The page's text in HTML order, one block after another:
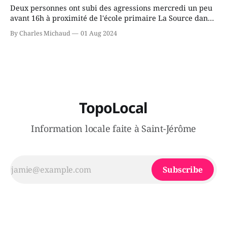
Deux personnes ont subi des agressions mercredi un peu
avant 16h à proximité de l'école primaire La Source dans
le secteur Bellefeuille de Saint-Jérôme. L'une de deux
victimes aurait été écrasée sous un véhicule et aspergée
By Charles Michaud 01 Aug 2024
TopoLocal
Information locale faite à Saint-Jérôme
Subscribe